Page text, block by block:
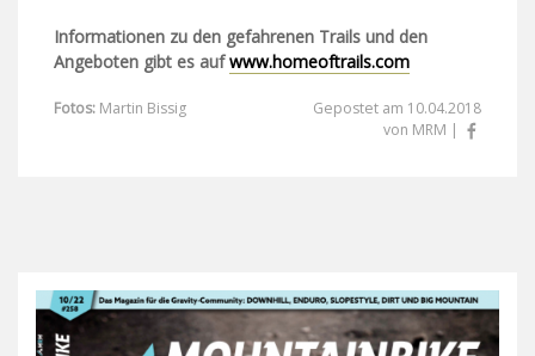
Informationen zu den gefahrenen Trails und den
Angeboten gibt es aufwww.homeoftrails.com
Fotos: Martin Bissig
Gepostet am 10.04.2018
von MRM |